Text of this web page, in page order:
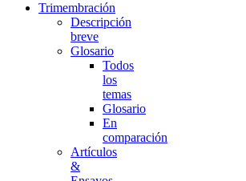
Trimembración
Descripción
breve
Glosario
Todos
los
temas
Glosario
En
comparación
Artículos
&